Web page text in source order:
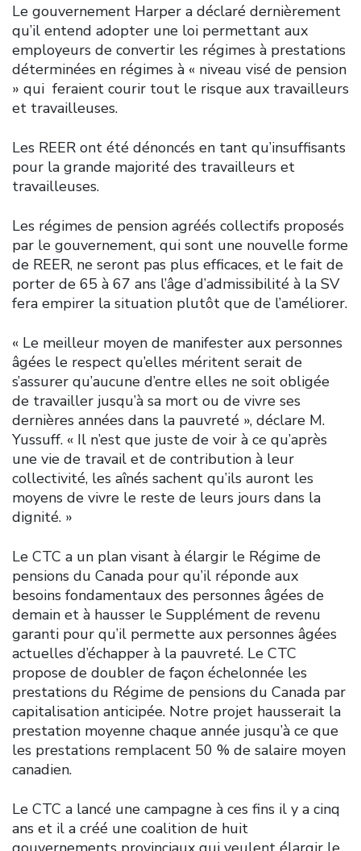
Le gouvernement Harper a déclaré dernièrement
qu’il entend adopter une loi permettant aux
employeurs de convertir les régimes à prestations
déterminées en régimes à « niveau visé de pension
» qui feraient courir tout le risque aux travailleurs
et travailleuses.
Les REER ont été dénoncés en tant qu’insuffisants
pour la grande majorité des travailleurs et
travailleuses.
Les régimes de pension agréés collectifs proposés
par le gouvernement, qui sont une nouvelle forme
de REER, ne seront pas plus efficaces, et le fait de
porter de 65 à 67 ans l’âge d’admissibilité à la SV
fera empirer la situation plutôt que de l’améliorer.
« Le meilleur moyen de manifester aux personnes
âgées le respect qu’elles méritent serait de
s’assurer qu’aucune d’entre elles ne soit obligée
de travailler jusqu’à sa mort ou de vivre ses
dernières années dans la pauvreté », déclare M.
Yussuff. « Il n’est que juste de voir à ce qu’après
une vie de travail et de contribution à leur
collectivité, les aînés sachent qu’ils auront les
moyens de vivre le reste de leurs jours dans la
dignité. »
Le CTC a un plan visant à élargir le Régime de
pensions du Canada pour qu’il réponde aux
besoins fondamentaux des personnes âgées de
demain et à hausser le Supplément de revenu
garanti pour qu’il permette aux personnes âgées
actuelles d’échapper à la pauvreté. Le CTC
propose de doubler de façon échelonnée les
prestations du Régime de pensions du Canada par
capitalisation anticipée. Notre projet hausserait la
prestation moyenne chaque année jusqu’à ce que
les prestations remplacent 50 % de salaire moyen
canadien.
Le CTC a lancé une campagne à ces fins il y a cinq
ans et il a créé une coalition de huit